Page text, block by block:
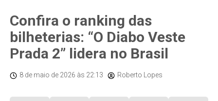
Confira o ranking das
bilheterias: “O Diabo Veste
Prada 2” lidera no Brasil
8 de maio de 2026 às 22:13 Roberto Lopes